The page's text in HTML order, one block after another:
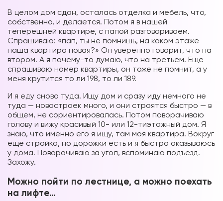
В целом дом сдан, осталась отделка и мебель, что,
собственно, и делается. Потом я в нашей
теперешней квартире, с папой разговариваем.
Спрашиваю: «пап, ты не помнишь, на каком этаже
наша квартира новая?» Он уверенно говорит, что на
втором. А я почему-то думаю, что на третьем. Еще
спрашиваю номер квартиры, он тоже не помнит, а у
меня крутится то ли 198, то ли 189.
И я еду снова туда. Ищу дом и сразу иду немного не
туда — новостроек много, и они строятся быстро — в
общем, не сориентировалась. Потом поворачиваю
голову и вижу красивый 10- или 12-тиэтажный дом. Я
знаю, что именно его я ищу, там моя квартира. Вокруг
еще стройка, но дорожки есть и я быстро оказываюсь
у дома. Поворачиваю за угол, вспоминаю подъезд.
Захожу.
Можно пойти по лестнице, а можно поехать
на лифте…